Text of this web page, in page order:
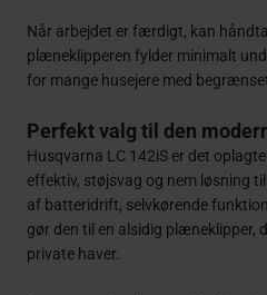
Når arbejdet er færdigt, kan
plæneklipperen fylder minimalt
for mange husejere med
Perfekt valg til den
Husqvarna LC 142iS er det
effektiv, støjsvag og nem løsning
af batteridrift, selvkørende
gør den til en alsidig plæneklipper,
private haver.